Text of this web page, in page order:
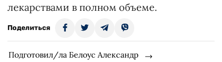
лекарствами в полном объеме.
Поделиться
Подготовил/ла Белоус Александр